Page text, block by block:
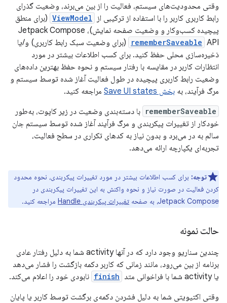
وقتی محدودیت‌های سیستم، فعالیت را از بین می‌برند، وضعیت گذرای
رابط کاربری کاربر را با استفاده از ترکیبی از
ViewModel (برای منطق
پیچیده کسب‌وکار و وضعیت صفحه نمایش)، Jetpack Compose
rememberSaveable
API (برای وضعیت سبک رابط کاربری) و/یا
ذخیره‌سازی محلی حفظ کنید. برای کسب اطلاعات بیشتر در مورد
انتظارات کاربر در مقایسه با رفتار سیستم و نحوه حفظ بهترین داده‌های
وضعیت رابط کاربری پیچیده در طول فعالیت آغاز شده توسط سیستم و
مرگ فرآیند، به بخش Save UI states مراجعه کنید.
rememberSaveable با دسته‌بندی وضعیت در زیر کاپوت، به‌طور
خودکار از تغییرات پیکربندی و مرگ فرآیند آغاز شده توسط سیستم جان
سالم به در می‌برد و بدون نیاز به کدهای تکراری در سطح فعالیت،
تجربه‌ای یکپارچه ارائه می‌دهد.
توجه: برای کسب اطلاعات بیشتر در مورد تغییرات پیکربندی، نحوه محدود
کردن فعالیت در صورت نیاز و نحوه واکنش به این تغییرات پیکربندی در
Jetpack Compose، به صفحه
تغییرات پیکربندی Handle مراجعه کنید.
حالت نمونه
چندین سناریو وجود دارد که در آنها activity شما به دلیل رفتار عادی
برنامه از بین می‌رود، مانند زمانی که کاربر دکمه بازگشت را فشار می‌دهد
یا activity شما با فراخوانی متد
finish نابودی خود را اعلام می‌کند.
وقتی اکتیویتی شما به دلیل فشردن دکمه‌ی برگشت توسط کاربر یا پایان